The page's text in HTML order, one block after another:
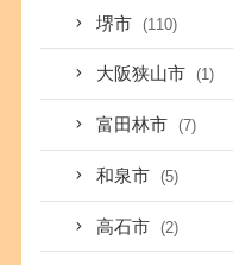
堺市 (110)
大阪狭山市 (1)
富田林市 (7)
和泉市 (5)
高石市 (2)